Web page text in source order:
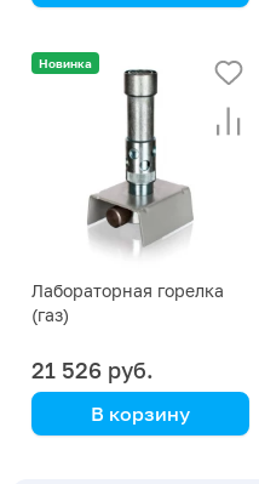
(Кат. № 2006/В/632 534
104 200) (Simax)
Новинка
Лабораторная горелка
(газ)
21 526 руб.
В корзину